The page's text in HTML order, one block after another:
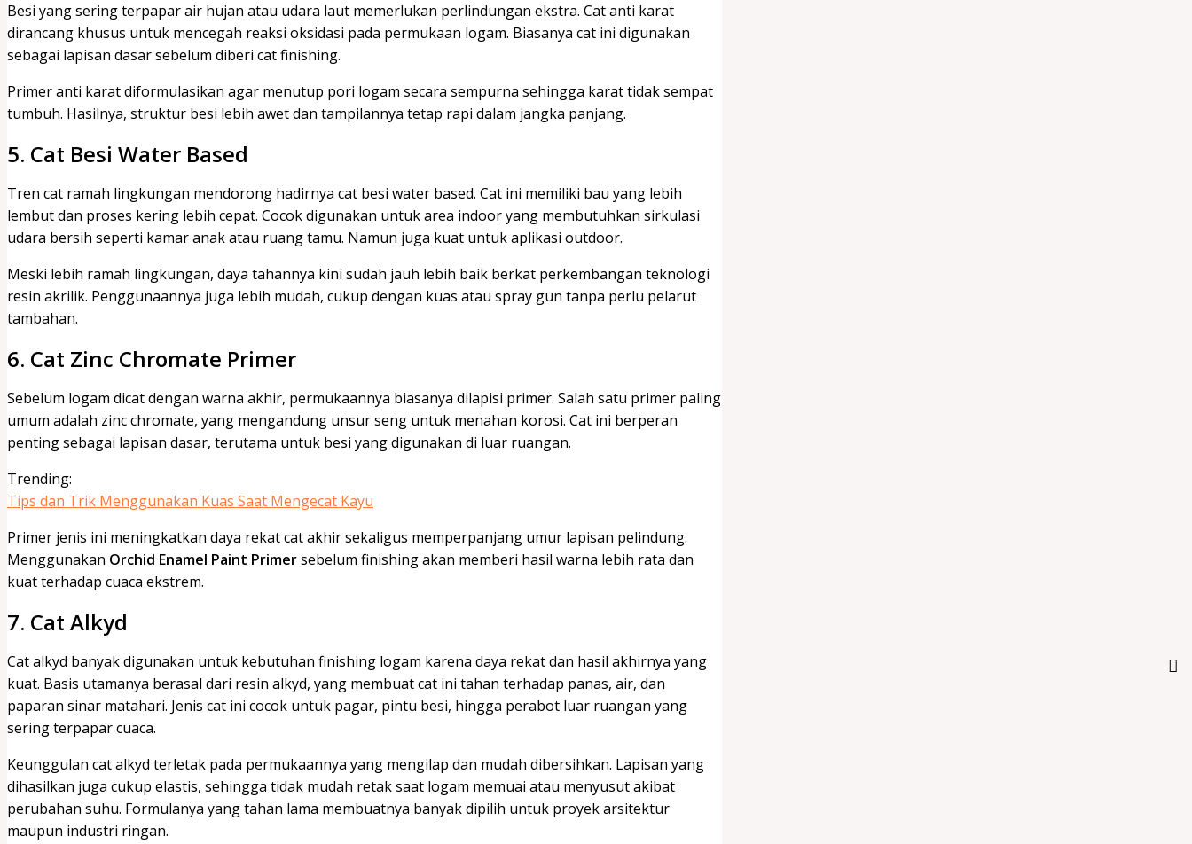
Besi yang sering terpapar air hujan atau udara laut memerlukan perlindungan ekstra. Cat anti karat
dirancang khusus untuk mencegah reaksi oksidasi pada permukaan logam. Biasanya cat ini digunakan
sebagai lapisan dasar sebelum diberi cat finishing.
Primer anti karat diformulasikan agar menutup pori logam secara sempurna sehingga karat tidak sempat
tumbuh. Hasilnya, struktur besi lebih awet dan tampilannya tetap rapi dalam jangka panjang.
5. Cat Besi Water Based
Tren cat ramah lingkungan mendorong hadirnya cat besi water based. Cat ini memiliki bau yang lebih
lembut dan proses kering lebih cepat. Cocok digunakan untuk area indoor yang membutuhkan sirkulasi
udara bersih seperti kamar anak atau ruang tamu. Namun juga kuat untuk aplikasi outdoor.
Meski lebih ramah lingkungan, daya tahannya kini sudah jauh lebih baik berkat perkembangan teknologi
resin akrilik. Penggunaannya juga lebih mudah, cukup dengan kuas atau spray gun tanpa perlu pelarut
tambahan.
6. Cat Zinc Chromate Primer
Sebelum logam dicat dengan warna akhir, permukaannya biasanya dilapisi primer. Salah satu primer paling
umum adalah zinc chromate, yang mengandung unsur seng untuk menahan korosi. Cat ini berperan
penting sebagai lapisan dasar, terutama untuk besi yang digunakan di luar ruangan.
Trending:
Tips dan Trik Menggunakan Kuas Saat Mengecat Kayu
Primer jenis ini meningkatkan daya rekat cat akhir sekaligus memperpanjang umur lapisan pelindung.
Menggunakan Orchid Enamel Paint Primersebelum finishing akan memberi hasil warna lebih rata dan
kuat terhadap cuaca ekstrem.
7. Cat Alkyd
Cat alkyd banyak digunakan untuk kebutuhan finishing logam karena daya rekat dan hasil akhirnya yang
kuat. Basis utamanya berasal dari resin alkyd, yang membuat cat ini tahan terhadap panas, air, dan
paparan sinar matahari. Jenis cat ini cocok untuk pagar, pintu besi, hingga perabot luar ruangan yang
sering terpapar cuaca.
Keunggulan cat alkyd terletak pada permukaannya yang mengilap dan mudah dibersihkan. Lapisan yang
dihasilkan juga cukup elastis, sehingga tidak mudah retak saat logam memuai atau menyusut akibat
perubahan suhu. Formulanya yang tahan lama membuatnya banyak dipilih untuk proyek arsitektur
maupun industri ringan.